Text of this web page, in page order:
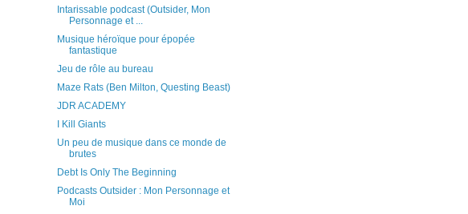
Intarissable podcast (Outsider, Mon
Personnage et ...
Musique héroïque pour épopée
fantastique
Jeu de rôle au bureau
Maze Rats (Ben Milton, Questing Beast)
JDR ACADEMY
I Kill Giants
Un peu de musique dans ce monde de
brutes
Debt Is Only The Beginning
Podcasts Outsider : Mon Personnage et
Moi